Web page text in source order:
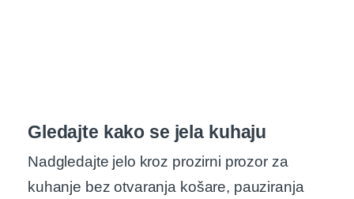
Gledajte kako se jela kuhaju
Nadgledajte jelo kroz prozirni prozor za
kuhanje bez otvaranja košare, pauziranja